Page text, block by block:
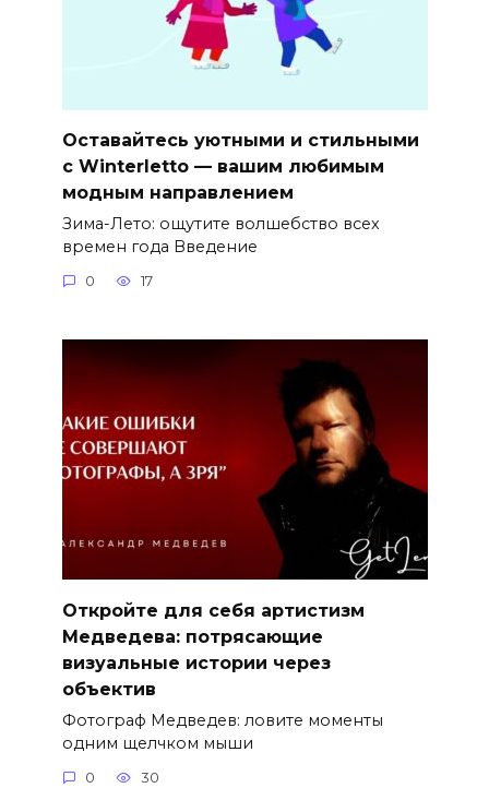
Оставайтесь уютными и стильными
с Winterletto — вашим любимым
модным направлением
Зима-Лето: ощутите волшебство всех
времен года Введение
0 17
Откройте для себя артистизм
Медведева: потрясающие
визуальные истории через
объектив
Фотограф Медведев: ловите моменты
одним щелчком мыши
0 30